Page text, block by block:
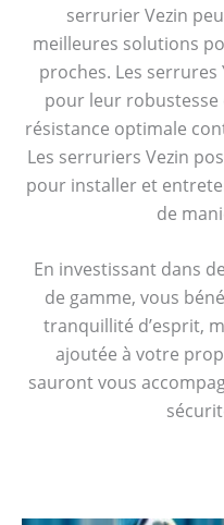
serrurier Vezin
meilleures solutions
proches. Les
pour leur
résistance optimale
Les serruriers Vezin
pour installer et
de
En investissant dans
de gamme, vous
tranquillité d’esprit,
ajoutée à votre
sauront vous